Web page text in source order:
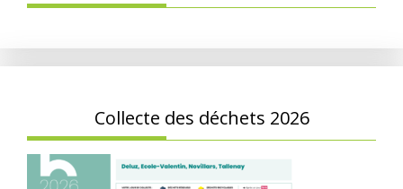
Collecte des déchets 2026